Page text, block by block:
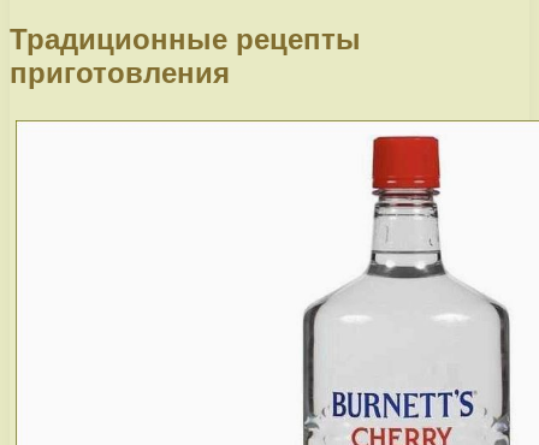
Традиционные рецепты
приготовления